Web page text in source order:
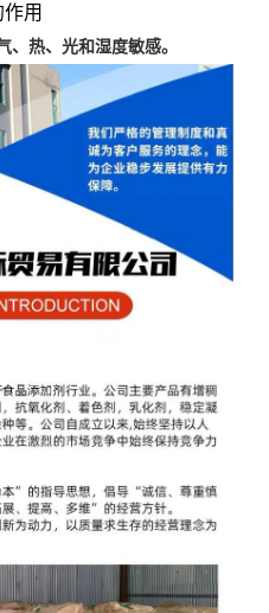
用
、热、光和湿度敏感。